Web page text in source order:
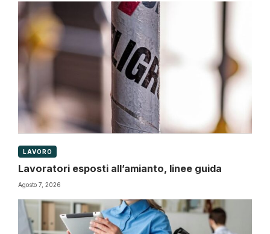
LAVORO
Lavoratori esposti all’amianto, linee guida
Agosto 7, 2026